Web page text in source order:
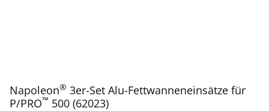
Napoleon® 3er-Set Alu-Fettwanneneinsätze für
P/PRO™ 500 (62023)